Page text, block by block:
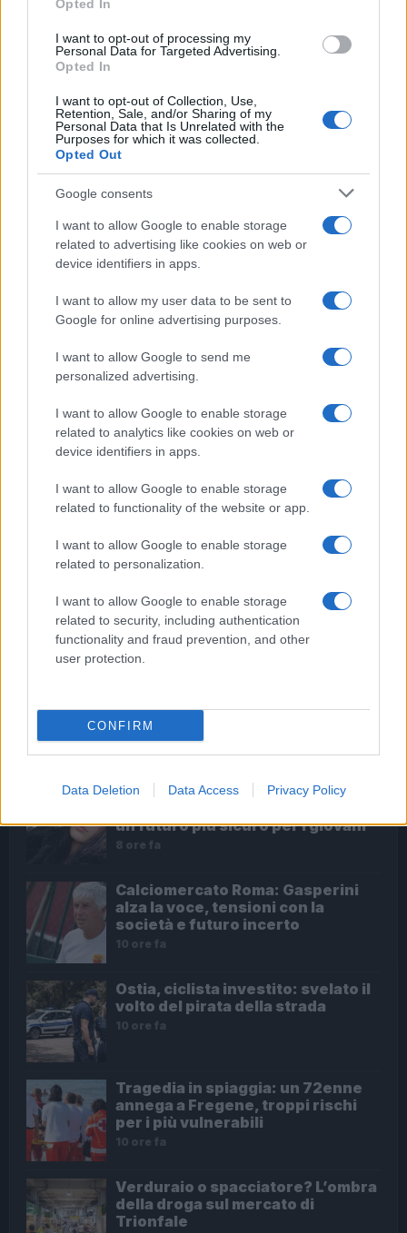
Opted In
I want to opt-out of processing my
Personal Data for Targeted Advertising.
Opted In
I want to opt-out of Collection, Use,
Retention, Sale, and/or Sharing of my
Personal Data that Is Unrelated with the
Purposes for which it was collected.
Opted Out
Google consents
I want to allow Google to enable storage
related to advertising like cookies on web or
device identifiers in apps.
I want to allow my user data to be sent to
Google for online advertising purposes.
I want to allow Google to send me
personalized advertising.
I want to allow Google to enable storage
related to analytics like cookies on web or
device identifiers in apps.
I want to allow Google to enable storage
related to functionality of the website or app.
I want to allow Google to enable storage
related to personalization.
I want to allow Google to enable storage
related to security, including authentication
functionality and fraud prevention, and other
user protection.
CONFIRM
Data Deletion Data Access Privacy Policy
stangata: niente
Mondiali e
Olimpiadi
Raggi: “Acceso 24
ore su 24”
Furbetti del cartellino processo Umberto I
ARTICOLI CORRELATI
che bendò Natale Hjort
BASTOGI Botte al teste nel processo per farlo
Processo Gregoretti I rischi che corre Matteo Salvini
ULTIME NOTIZIE
Dalla festa al dramma: la morte di
un futuro più sicuro per i giovani
8 ore fa
Calciomercato Roma: Gasperini
alza la voce, tensioni con la
società e futuro incerto
10 ore fa
Ostia, ciclista investito: svelato il
volto del pirata della strada
10 ore fa
Tragedia in spiaggia: un 72enne
annega a Fregene, troppi rischi
per i più vulnerabili
10 ore fa
Verduraio o spacciatore? L’ombra
della droga sul mercato di
Trionfale